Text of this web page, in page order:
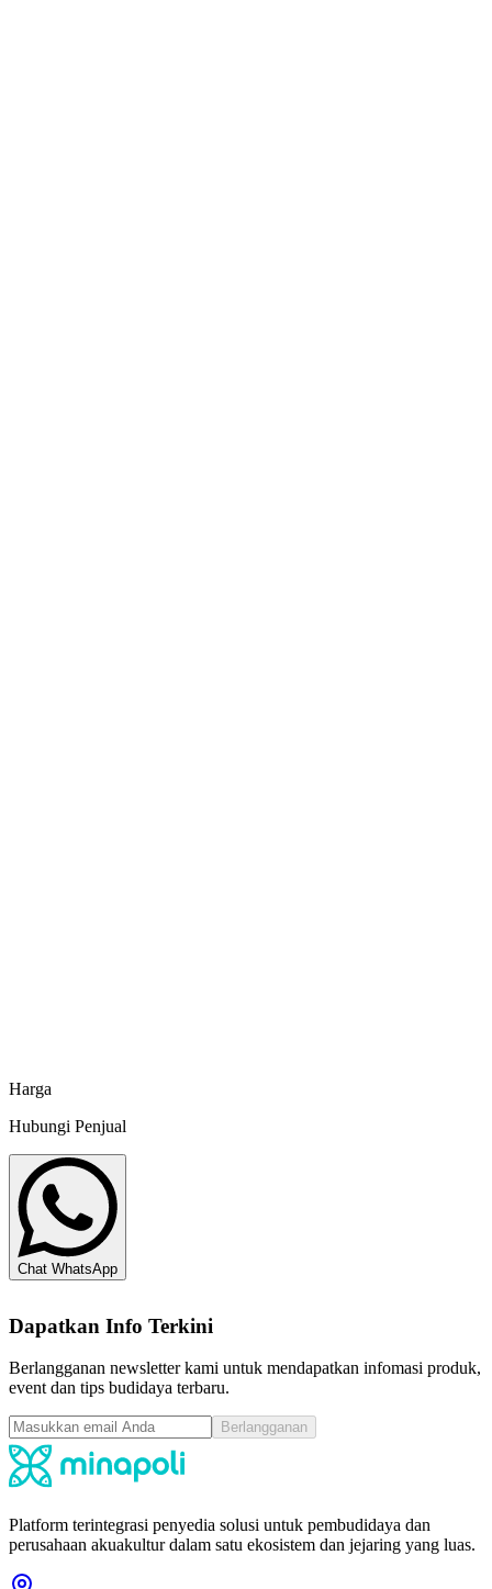
Harga
Hubungi Penjual
Chat WhatsApp
Dapatkan Info Terkini
Berlangganan newsletter kami untuk mendapatkan infomasi produk,
event dan tips budidaya terbaru.
Berlangganan
Platform terintegrasi penyedia solusi untuk pembudidaya dan
perusahaan akuakultur dalam satu ekosistem dan jejaring yang luas.